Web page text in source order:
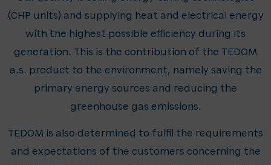
(CHP units) and supplying heat and electrical energy
with the highest possible efficiency during its
generation. This is the contribution of the TEDOM
a.s. product to the environment, namely saving the
primary energy sources and reducing the
greenhouse gas emissions.
TEDOM is also determined to fulfil the requirements
and expectations of the customers concerning the